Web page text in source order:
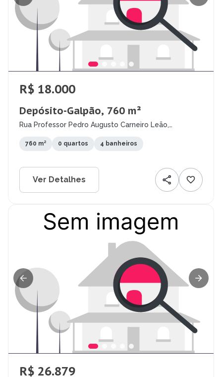
R$ 18.000
Depósito-Galpão, 760 m²
Rua Professor Pedro Augusto Carneiro Leão,
760 m² 0 quartos 4 banheiros
Ver Detalhes
R$ 26.879